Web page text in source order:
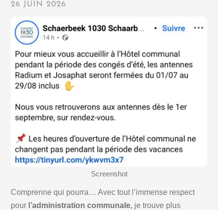
26 JUIN 2026
Screenshot
Comprenne qui pourra… Avec tout l’immense respect
pour l’administration communale, je trouve plus